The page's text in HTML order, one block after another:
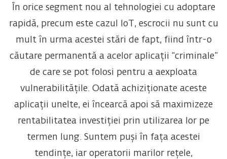
În orice segment nou al tehnologiei cu adoptare
rapidă, precum este cazul IoT, escrocii nu sunt cu
mult în urma acestei stări de fapt, fiind într-o
căutare permanentă a acelor aplicații “criminale”
de care se pot folosi pentru a aexploata
vulnerabilitățile. Odată achiziționate aceste
aplicații unelte, ei încearcă apoi să maximizeze
rentabilitatea investiției prin utilizarea lor pe
termen lung. Suntem puși în fața acestei
tendințe, iar operatorii marilor rețele,